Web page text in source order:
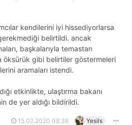
kendilerini iyi hissediyorlarsa
belirtildi. ancak
başkalarıyla temastan
öksürük gibi belirtiler göstermeleri
aramaları istendi.
etkinlikte, ulaştırma bakanı
de yer aldığı bildirildi.
15.02.2020 08:36 Yesils